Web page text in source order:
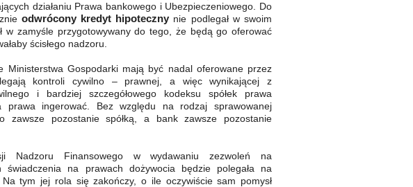
działaniu Prawa bankowego i Ubezpieczeniowego. Do
odwrócony kredyt hipoteczny nie podlegał w swoim
w zamyśle przygotowywany do tego, że będą go oferować
ścisłego nadzoru.
Ministerstwa Gospodarki mają być nadal oferowane przez
kontroli cywilno – prawnej, a więc wynikającej z
i bardziej szczegółowego kodeksu spółek prawa
ingerować. Bez względu na rodzaj sprawowanej
zawsze pozostanie spółką, a bank zawsze pozostanie
Nadzoru Finansowego w wydawaniu zezwoleń na
świadczenia na prawach dożywocia będzie polegała na
tym jej rola się zakończy, o ile oczywiście sam pomysł